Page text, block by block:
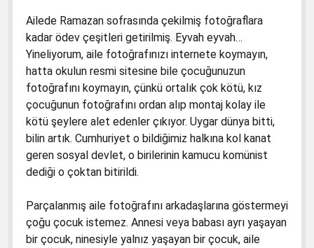
Ailede Ramazan sofrasında çekilmiş fotoğraflara
kadar ödev çeşitleri getirilmiş. Eyvah eyvah…
Yineliyorum, aile fotoğrafınızı internete koymayın,
hatta okulun resmi sitesine bile çocuğunuzun
fotoğrafını koymayın, çünkü ortalık çok kötü, kız
çocuğunun fotoğrafını ordan alıp montaj kolay ile
kötü şeylere alet edenler çıkıyor. Uygar dünya bitti,
bilin artık. Cumhuriyet o bildiğimiz halkına kol kanat
geren sosyal devlet, o birilerinin kamucu komünist
dediği o çoktan bitirildi.
Parçalanmış aile fotoğrafını arkadaşlarına göstermeyi
çoğu çocuk istemez. Annesi veya babası ayrı yaşayan
bir çocuk, ninesiyle yalnız yaşayan bir çocuk, aile